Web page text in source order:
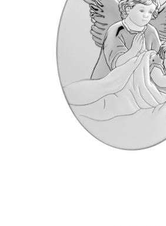
SETURI BIJUTERII
ACE DE CRAVATA
BRATARI PENTRU PICIOR
BRATARA TIP ROZARIU
LANTURI TIP ROZARIU